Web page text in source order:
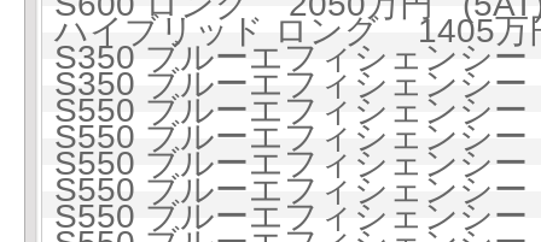
ハイブリッド ロング 1405
S350 ブルーエフィシェンシ
S350 ブルーエフィシェンシ
S550 ブルーエフィシェンシ
S550 ブルーエフィシェンシ
S550 ブルーエフィシェンシ
S550 ブルーエフィシェンシ
S550 ブルーエフィシェンシ